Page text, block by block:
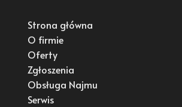
Strona główna
O firmie
Oferty
Zgłoszenia
Obsługa Najmu
Serwis